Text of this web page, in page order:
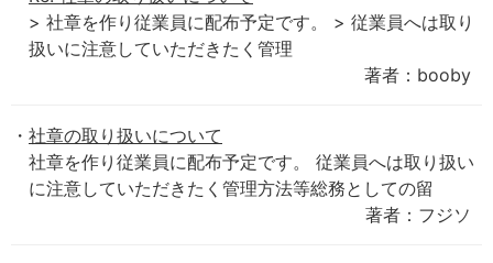
> 社章を作り従業員に配布予定です。 > 従業員へは取り
扱いに注意していただきたく管理
著者：booby
社章の取り扱いについて
社章を作り従業員に配布予定です。 従業員へは取り扱い
に注意していただきたく管理方法等総務としての留
著者：フジソ